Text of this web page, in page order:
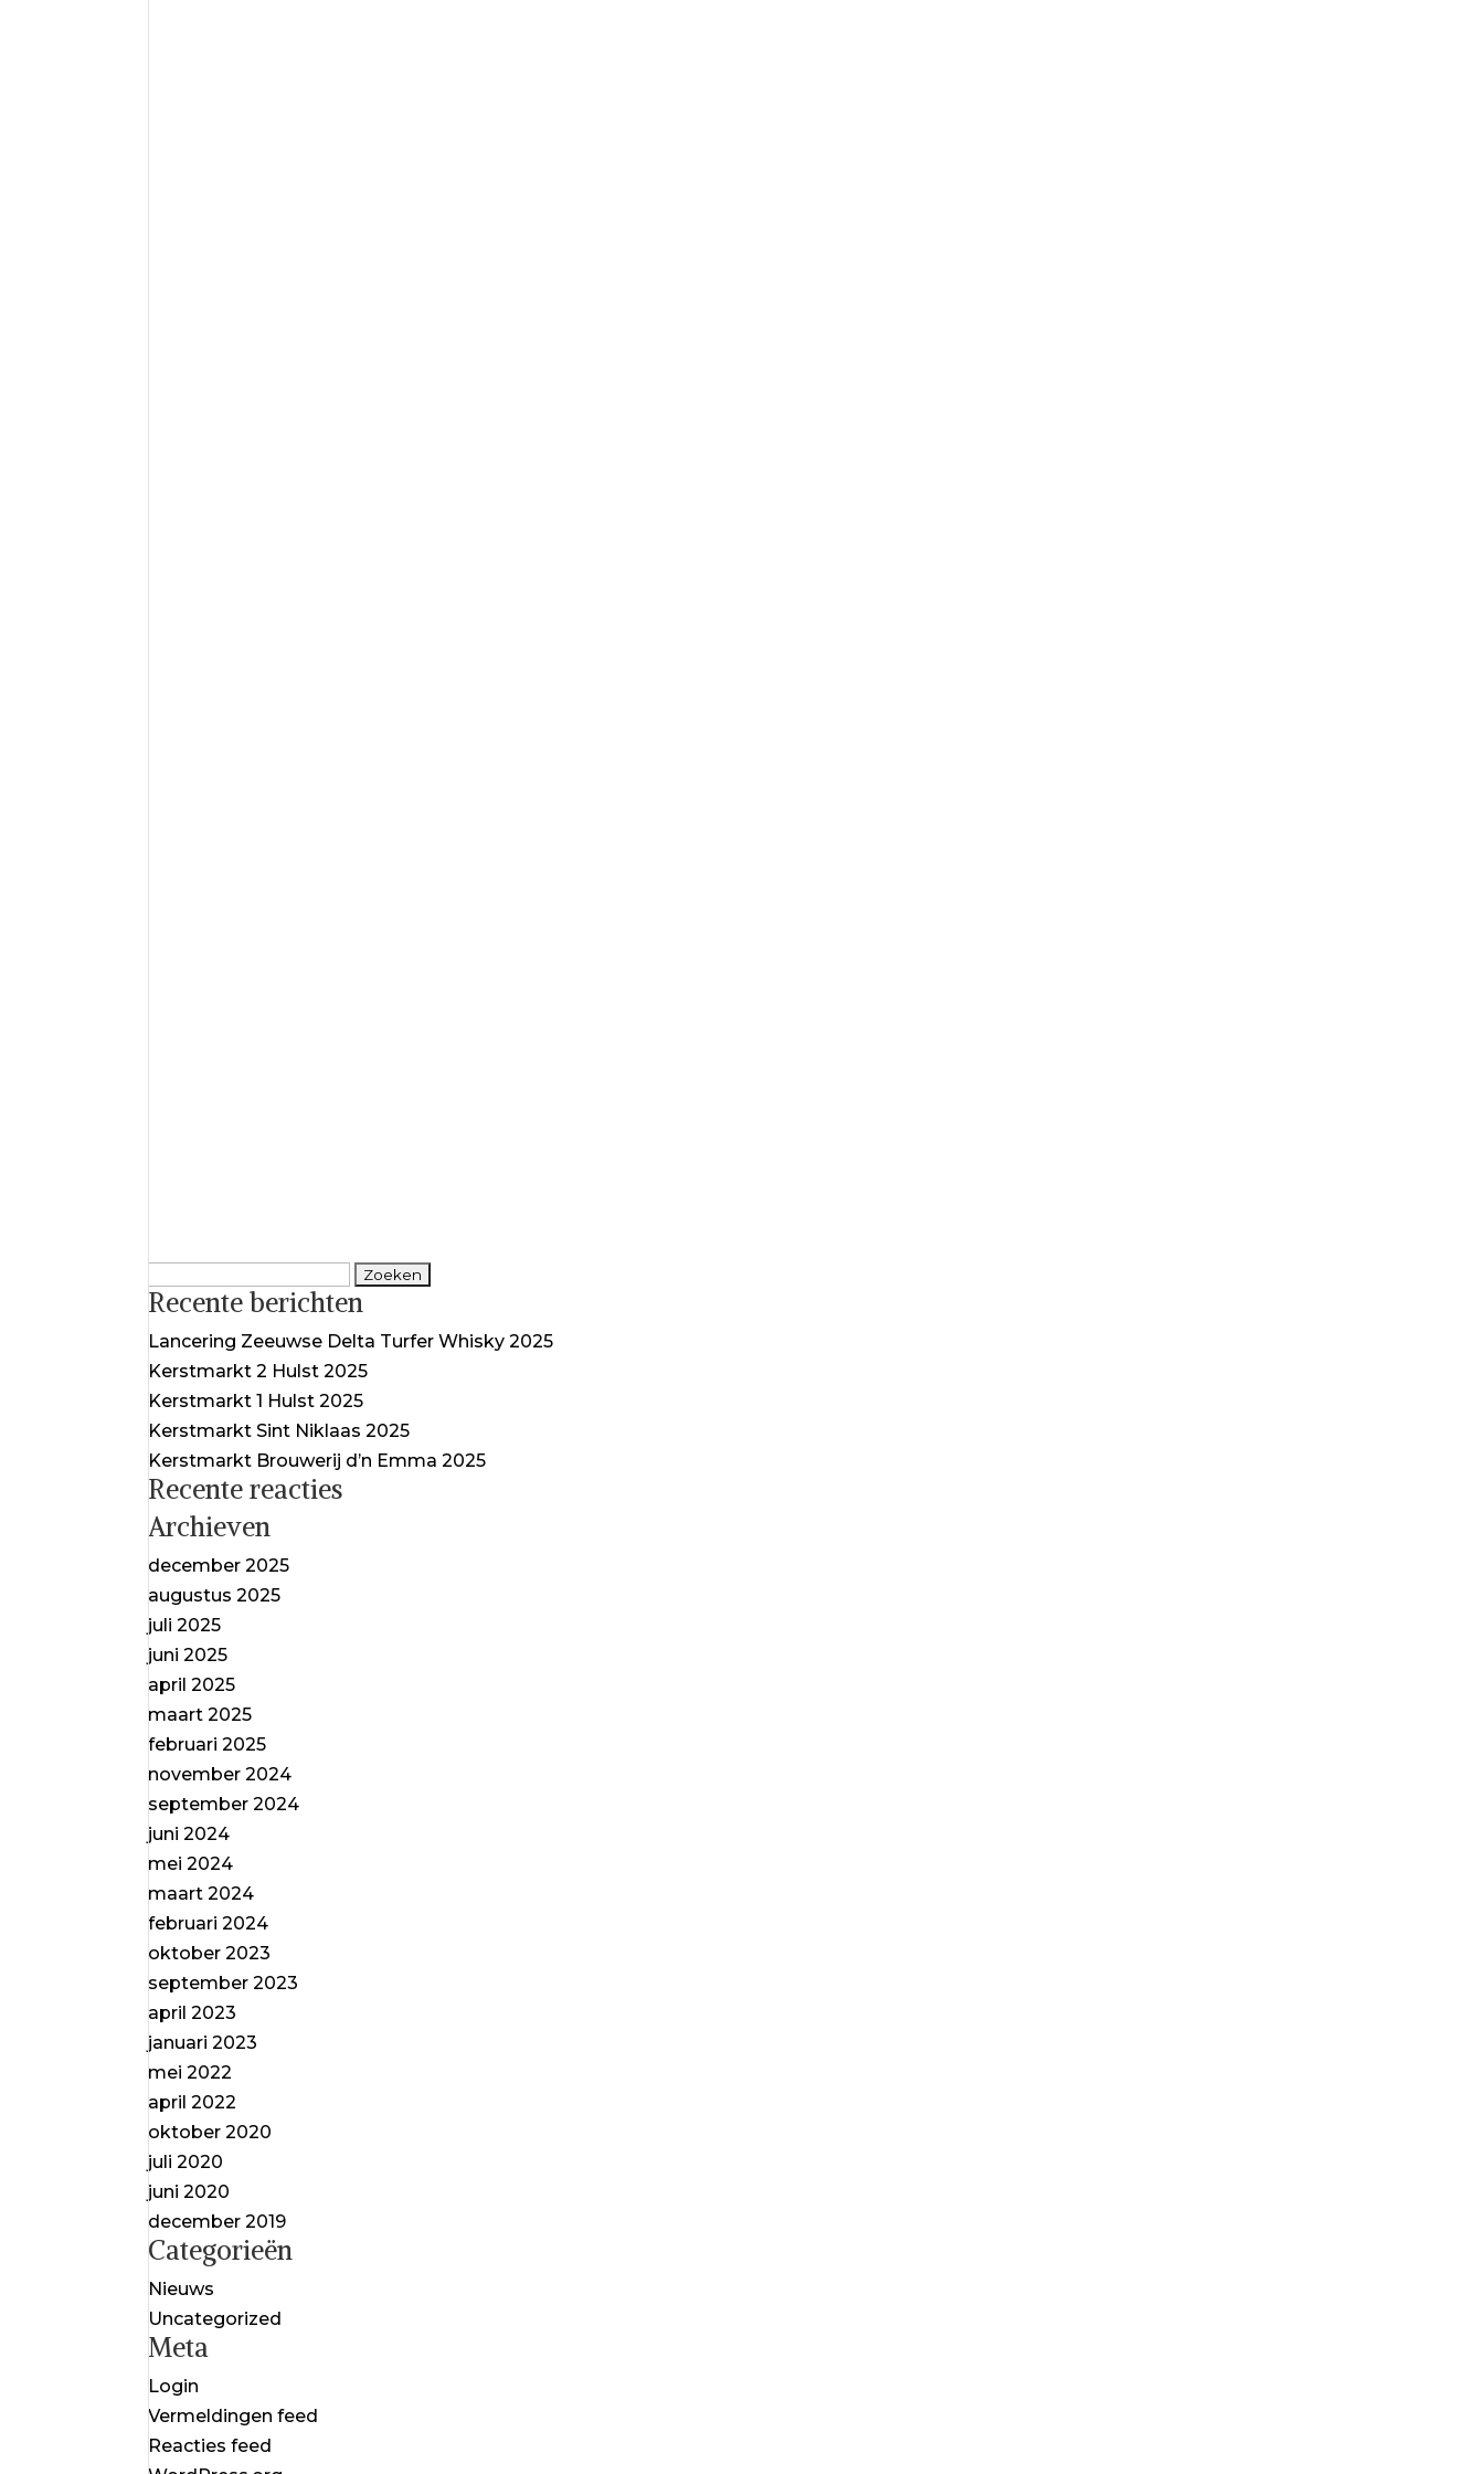
naar:
Recente berichten
Lancering Zeeuwse Delta Turfer Whisky 2025
Kerstmarkt 2 Hulst 2025
Kerstmarkt 1 Hulst 2025
Kerstmarkt Sint Niklaas 2025
Kerstmarkt Brouwerij d’n Emma 2025
Recente reacties
Archieven
december 2025
augustus 2025
juli 2025
juni 2025
april 2025
maart 2025
februari 2025
november 2024
september 2024
juni 2024
mei 2024
maart 2024
februari 2024
oktober 2023
september 2023
april 2023
januari 2023
mei 2022
april 2022
oktober 2020
juli 2020
juni 2020
december 2019
Categorieën
Nieuws
Uncategorized
Meta
Login
Vermeldingen feed
Reacties feed